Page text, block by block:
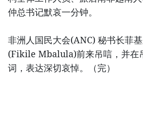
仲总书记默哀一分钟。
非洲人国民大会(ANC) 秘书长菲
(Fikile Mbalula)前来吊唁，并在
词，表达深切哀悼。（完）